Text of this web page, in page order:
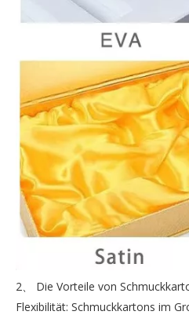
2、 Die Vorteile von
Flexibilität: Schmuckkartons im